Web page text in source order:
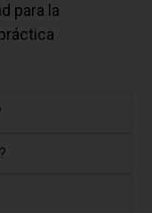
para la